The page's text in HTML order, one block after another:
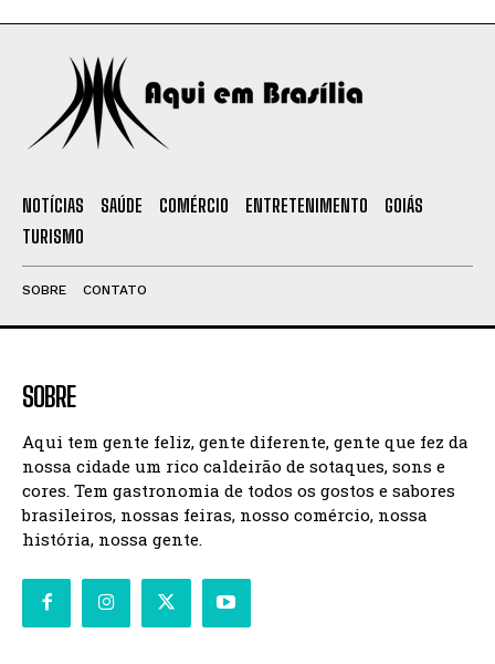
NOTÍCIAS SAÚDE COMÉRCIO ENTRETENIMENTO
GOIÁS
TURISMO
SOBRE CONTATO
SOBRE
Aqui tem gente feliz, gente diferente, gente que fez da
nossa cidade um rico caldeirão de sotaques, sons e
cores. Tem gastronomia de todos os gostos e sabores
brasileiros, nossas feiras, nosso comércio, nossa
história, nossa gente.